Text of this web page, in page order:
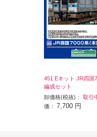
451 Eキット JR四国
編成セット
卸価格(税抜)： 取引
価： 7,700 円